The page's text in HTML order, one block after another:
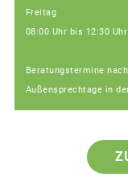
Freitag
08:00 Uhr bis 12:30 Uhr
Beratungstermine
Außensprechtage in